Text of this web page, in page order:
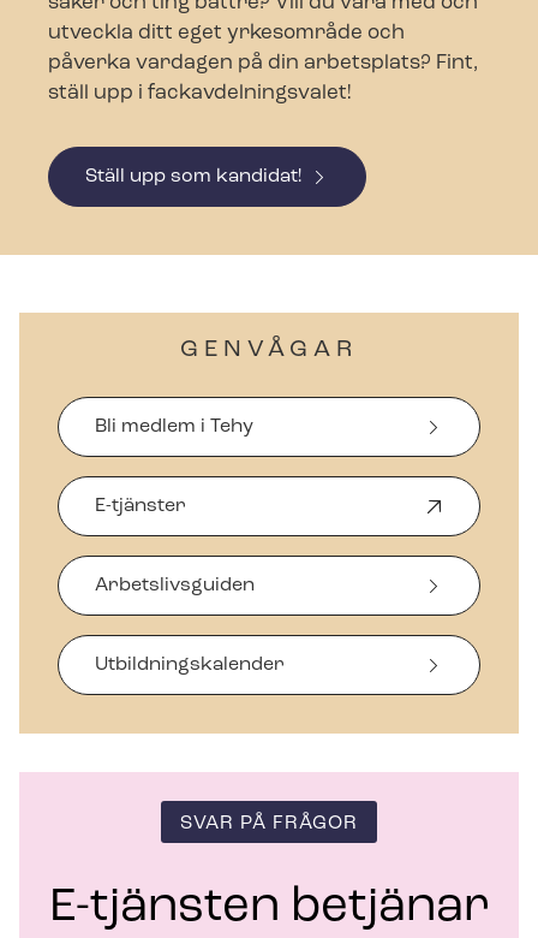
utveckla ditt eget yrkesområde och
påverka vardagen på din arbetsplats? Fint,
ställ upp i fackav­del­nings­va­let!
Ställ upp som kandidat!
GENVÅGAR
Bli medlem i Tehy
E-tjänster
p
n
a
s
i
t
e
r
Arbetslivsguiden
Ut­bild­nings­ka­len­der
SVAR PÅ FRÅGOR
E-tjänsten betjänar